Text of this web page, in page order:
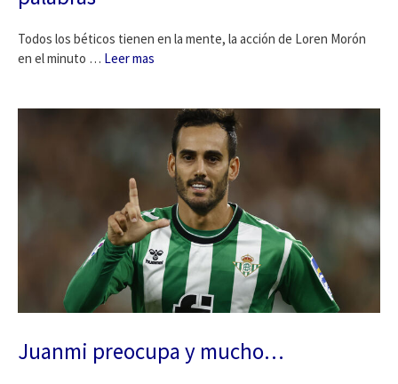
Todos los béticos tienen en la mente, la acción de Loren Morón
en el minuto … Leer mas
Juanmi preocupa y mucho…